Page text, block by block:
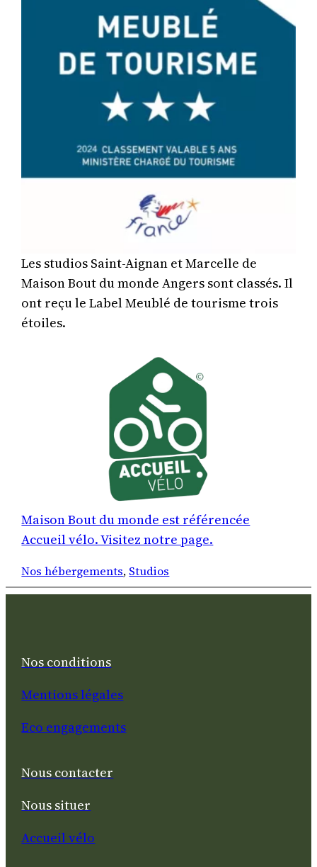
Les studios Saint-Aignan et Marcelle de
Maison Bout du monde Angers sont classés. Il
ont reçu le Label Meublé de tourisme trois
étoiles.
Maison Bout du monde est référencée
Accueil vélo. Visitez notre page.
Nos hébergements, Studios
Nos conditions
Mentions légales
Eco engagements
Nous contacter
Nous situer
Accueil vélo